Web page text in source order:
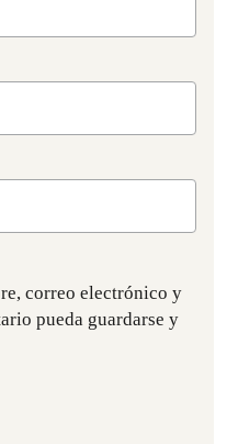
correo electrónico y
pueda guardarse y